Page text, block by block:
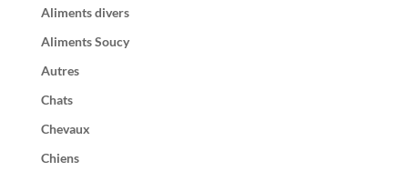
Aliments divers
Aliments Soucy
Autres
Chats
Chevaux
Chiens